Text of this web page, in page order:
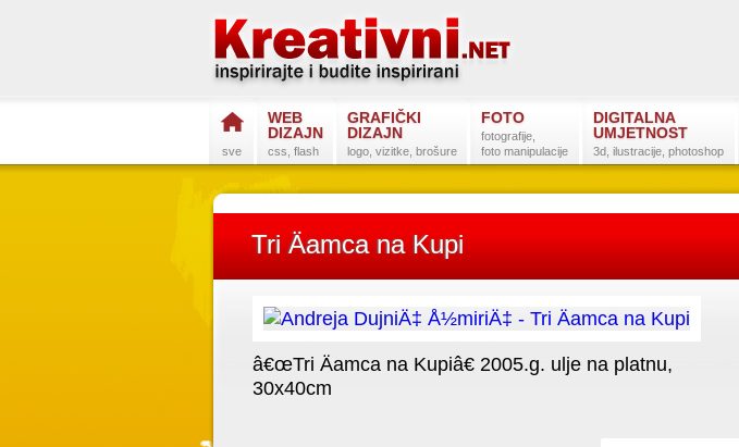
sve
WEB
DIZAJN
css, flash
GRAFIČKI
DIZAJN
logo, vizitke, brošure
FOTO
fotografije,
foto manipulacije
DIGITALNA
UMJETNOST
3d, ilustracije, photoshop
Tri Äamca na Kupi
â€œTri Äamca na Kupiâ€ 2005.g. ulje na platnu,
30x40cm
Favorit